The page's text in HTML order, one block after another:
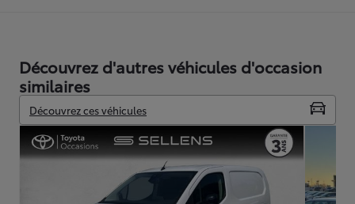
Découvrez d'autres véhicules d'occasion
similaires
Découvrez ces véhicules